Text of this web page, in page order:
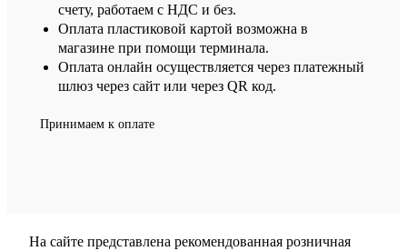
счету, работаем с НДС и без.
Оплата пластиковой картой возможна в
магазине при помощи терминала.
Оплата онлайн осуществляется через платежный
шлюз через сайт или через QR код.
Принимаем к оплате
На сайте представлена рекомендованная розничная